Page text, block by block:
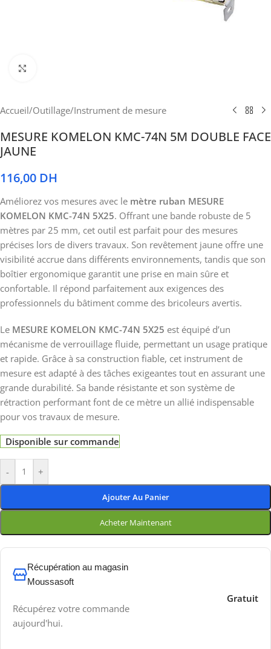
Accueil/Outillage/Instrument de mesure
MESURE KOMELON KMC-74N 5M DOUBLE FACE
JAUNE
116,00 DH
Améliorez vos mesures avec le mètre ruban MESURE
KOMELON KMC-74N 5X25. Offrant une bande robuste de 5
mètres par 25 mm, cet outil est parfait pour des mesures
précises lors de divers travaux. Son revêtement jaune offre une
visibilité accrue dans différents environnements, tandis que son
boîtier ergonomique garantit une prise en main sûre et
confortable. Il répond parfaitement aux exigences des
professionnels du bâtiment comme des bricoleurs avertis.
Le MESURE KOMELON KMC-74N 5X25 est équipé d’un
mécanisme de verrouillage fluide, permettant un usage pratique
et rapide. Grâce à sa construction fiable, cet instrument de
mesure est adapté à des tâches exigeantes tout en assurant une
grande durabilité. Sa bande résistante et son système de
rétraction performant font de ce mètre un allié indispensable
pour vos travaux de mesure.
Disponible sur commande
- +
Ajouter Au Panier
Acheter Maintenant
Récupération au magasin
Moussasoft
Récupérez votre commande
aujourd'hui.
Gratuit